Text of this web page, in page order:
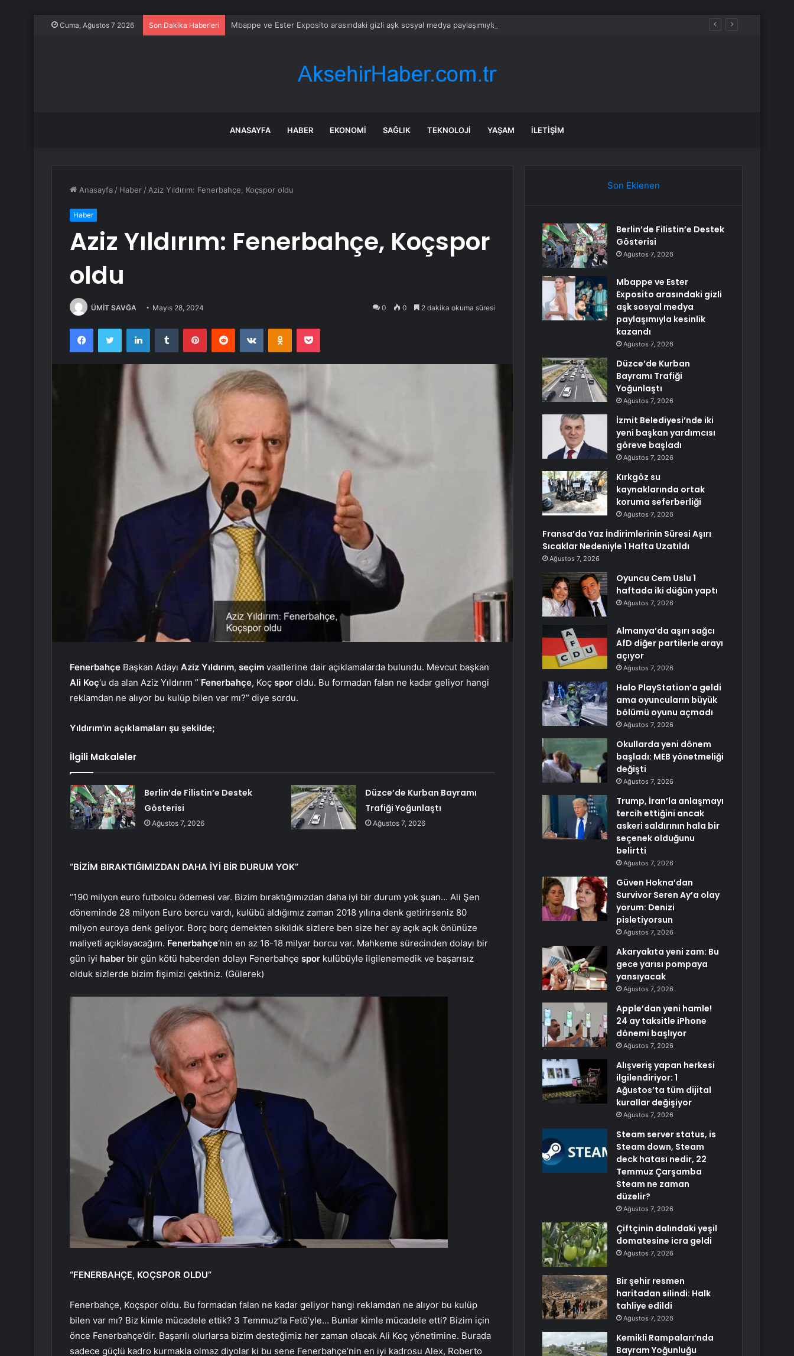
Cuma, Ağustos 7 2026 Son Dakika Haberleri Mbappe ve Ester Exposito arasındaki gizli aşk sosyal medya paylaşımıyla kesinlik kazandı
ANASAYFA HABER EKONOMI SAĞLIK TEKNOLOJI YAŞAM İLETIŞIM
Anasayfa / Haber / Aziz Yıldırım: Fenerbahçe, Koçspor oldu
Haber
Aziz Yıldırım: Fenerbahçe, Koçspor
oldu
ÜMİT SAVĞA Mayıs 28, 2024 0 0 2 dakika okuma süresi
FacebookTwitter LinkedInTumblr PinterestReddit VKontakteOdnoklassniki
Pocket
Fenerbahçe Başkan Adayı Aziz Yıldırım, seçim vaatlerine dair açıklamalarda bulundu. Mevcut başkan
Ali Koç‘u da alan Aziz Yıldırım ” Fenerbahçe, Koç spor oldu. Bu formadan falan ne kadar geliyor hangi
reklamdan ne alıyor bu kulüp bilen var mı?” diye sordu.
Yıldırım’ın açıklamaları şu şekilde;
İlgili Makaleler
Berlin’de Filistin’e Destek
Gösterisi
Ağustos 7, 2026
Düzce’de Kurban Bayramı
Trafiği Yoğunlaştı
Ağustos 7, 2026
“BİZİM BIRAKTIĞIMIZDAN DAHA İYİ BİR DURUM YOK”
“190 milyon euro futbolcu ödemesi var. Bizim bıraktığımızdan daha iyi bir durum yok şuan… Ali Şen
döneminde 28 milyon Euro borcu vardı, kulübü aldığımız zaman 2018 yılına denk getirirseniz 80
milyon euroya denk geliyor. Borç borç demekten sıkıldık sizlere ben size her ay açık açık önünüze
maliyeti açıklayacağım. Fenerbahçe‘nin en az 16-18 milyar borcu var. Mahkeme sürecinden dolayı bir
gün iyi haber bir gün kötü haberden dolayı Fenerbahçe spor kulübüyle ilgilenemedik ve başarısız
olduk sizlerde bizim fişimizi çektiniz. (Gülerek)
“FENERBAHÇE, KOÇSPOR OLDU”
Fenerbahçe, Koçspor oldu. Bu formadan falan ne kadar geliyor hangi reklamdan ne alıyor bu kulüp
bilen var mı? Biz kimle mücadele ettik? 3 Temmuz’la Fetö’yle… Bunlar kimle mücadele etti? Bizim için
önce Fenerbahçe’dir. Başarılı olurlarsa bizim desteğimiz her zaman olacak Ali Koç yönetimine. Burada
sadece güçlü kadro kurmakla olmaz diyolar ki bu sene Fenerbahçe’nin en iyi kadrosu Alex, Roberto
Son Eklenen
Berlin’de Filistin’e Destek
Gösterisi
Ağustos 7, 2026
Mbappe ve Ester
Exposito arasındaki gizli
aşk sosyal medya
paylaşımıyla kesinlik
kazandı
Ağustos 7, 2026
Düzce’de Kurban
Bayramı Trafiği
Yoğunlaştı
Ağustos 7, 2026
İzmit Belediyesi’nde iki
yeni başkan yardımcısı
göreve başladı
Ağustos 7, 2026
Kırkgöz su
kaynaklarında ortak
koruma seferberliği
Ağustos 7, 2026
Fransa’da Yaz İndirimlerinin Süresi Aşırı
Sıcaklar Nedeniyle 1 Hafta Uzatıldı
Ağustos 7, 2026
Oyuncu Cem Uslu 1
haftada iki düğün yaptı
Ağustos 7, 2026
Almanya’da aşırı sağcı
AfD diğer partilerle arayı
açıyor
Ağustos 7, 2026
Halo PlayStation’a geldi
ama oyuncuların büyük
bölümü oyunu açmadı
Ağustos 7, 2026
Okullarda yeni dönem
başladı: MEB yönetmeliği
değişti
Ağustos 7, 2026
Trump, İran’la anlaşmayı
tercih ettiğini ancak
askeri saldırının hala bir
seçenek olduğunu
belirtti
Ağustos 7, 2026
Güven Hokna’dan
Survivor Seren Ay’a olay
yorum: Denizi
pisletiyorsun
Ağustos 7, 2026
Akaryakıta yeni zam: Bu
gece yarısı pompaya
yansıyacak
Ağustos 7, 2026
Apple’dan yeni hamle!
24 ay taksitle iPhone
dönemi başlıyor
Ağustos 7, 2026
Alışveriş yapan herkesi
ilgilendiriyor: 1
Ağustos’ta tüm dijital
kurallar değişiyor
Ağustos 7, 2026
Steam server status, is
Steam down, Steam
deck hatası nedir, 22
Temmuz Çarşamba
Steam ne zaman
düzelir?
Ağustos 7, 2026
Çiftçinin dalındaki yeşil
domatesine icra geldi
Ağustos 7, 2026
Bir şehir resmen
haritadan silindi: Halk
tahliye edildi
Ağustos 7, 2026
Kemikli Rampaları’nda
Bayram Yoğunluğu